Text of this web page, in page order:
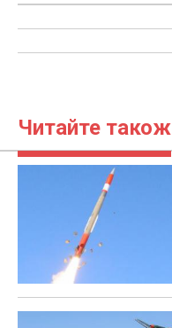
Читайте також